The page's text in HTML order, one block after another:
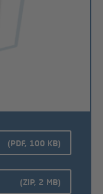
(PDF, 100 KB)
(ZIP, 2 MB)